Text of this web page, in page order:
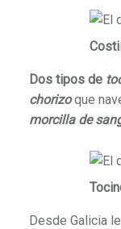
Dos tipos de
chorizoque
morcilla de
Desde Galicia